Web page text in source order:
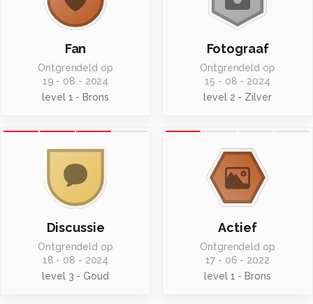
Veel kijkplezier!
Alle rechten voorbehouden
Fan
Ontgrendeld op
19 - 08 - 2024
level 1 - Brons
Fotograaf
Ontgrendeld op
15 - 08 - 2024
level 2 - Zilver
Discussie
Ontgrendeld op
18 - 08 - 2024
level 3 - Goud
Actief
Ontgrendeld op
17 - 06 - 2022
level 1 - Brons